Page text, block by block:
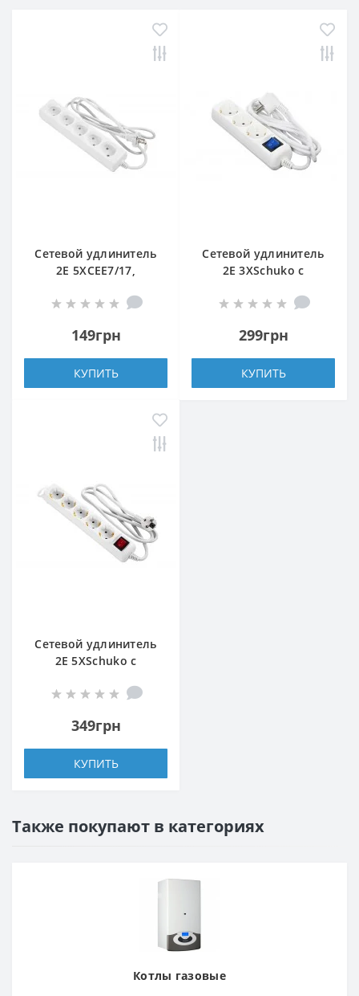
Сетевой удлинитель
2E 5XCEE7/17,
149грн
КУПИТЬ
Сетевой удлинитель
2E 3XSchuko с
мм, 1.5м, white
299грн
КУПИТЬ
Сетевой удлинитель
2E 5XSchuko с
3G*1.5мм, 1.5м, white
349грн
КУПИТЬ
Также покупают в категориях
Котлы газовые